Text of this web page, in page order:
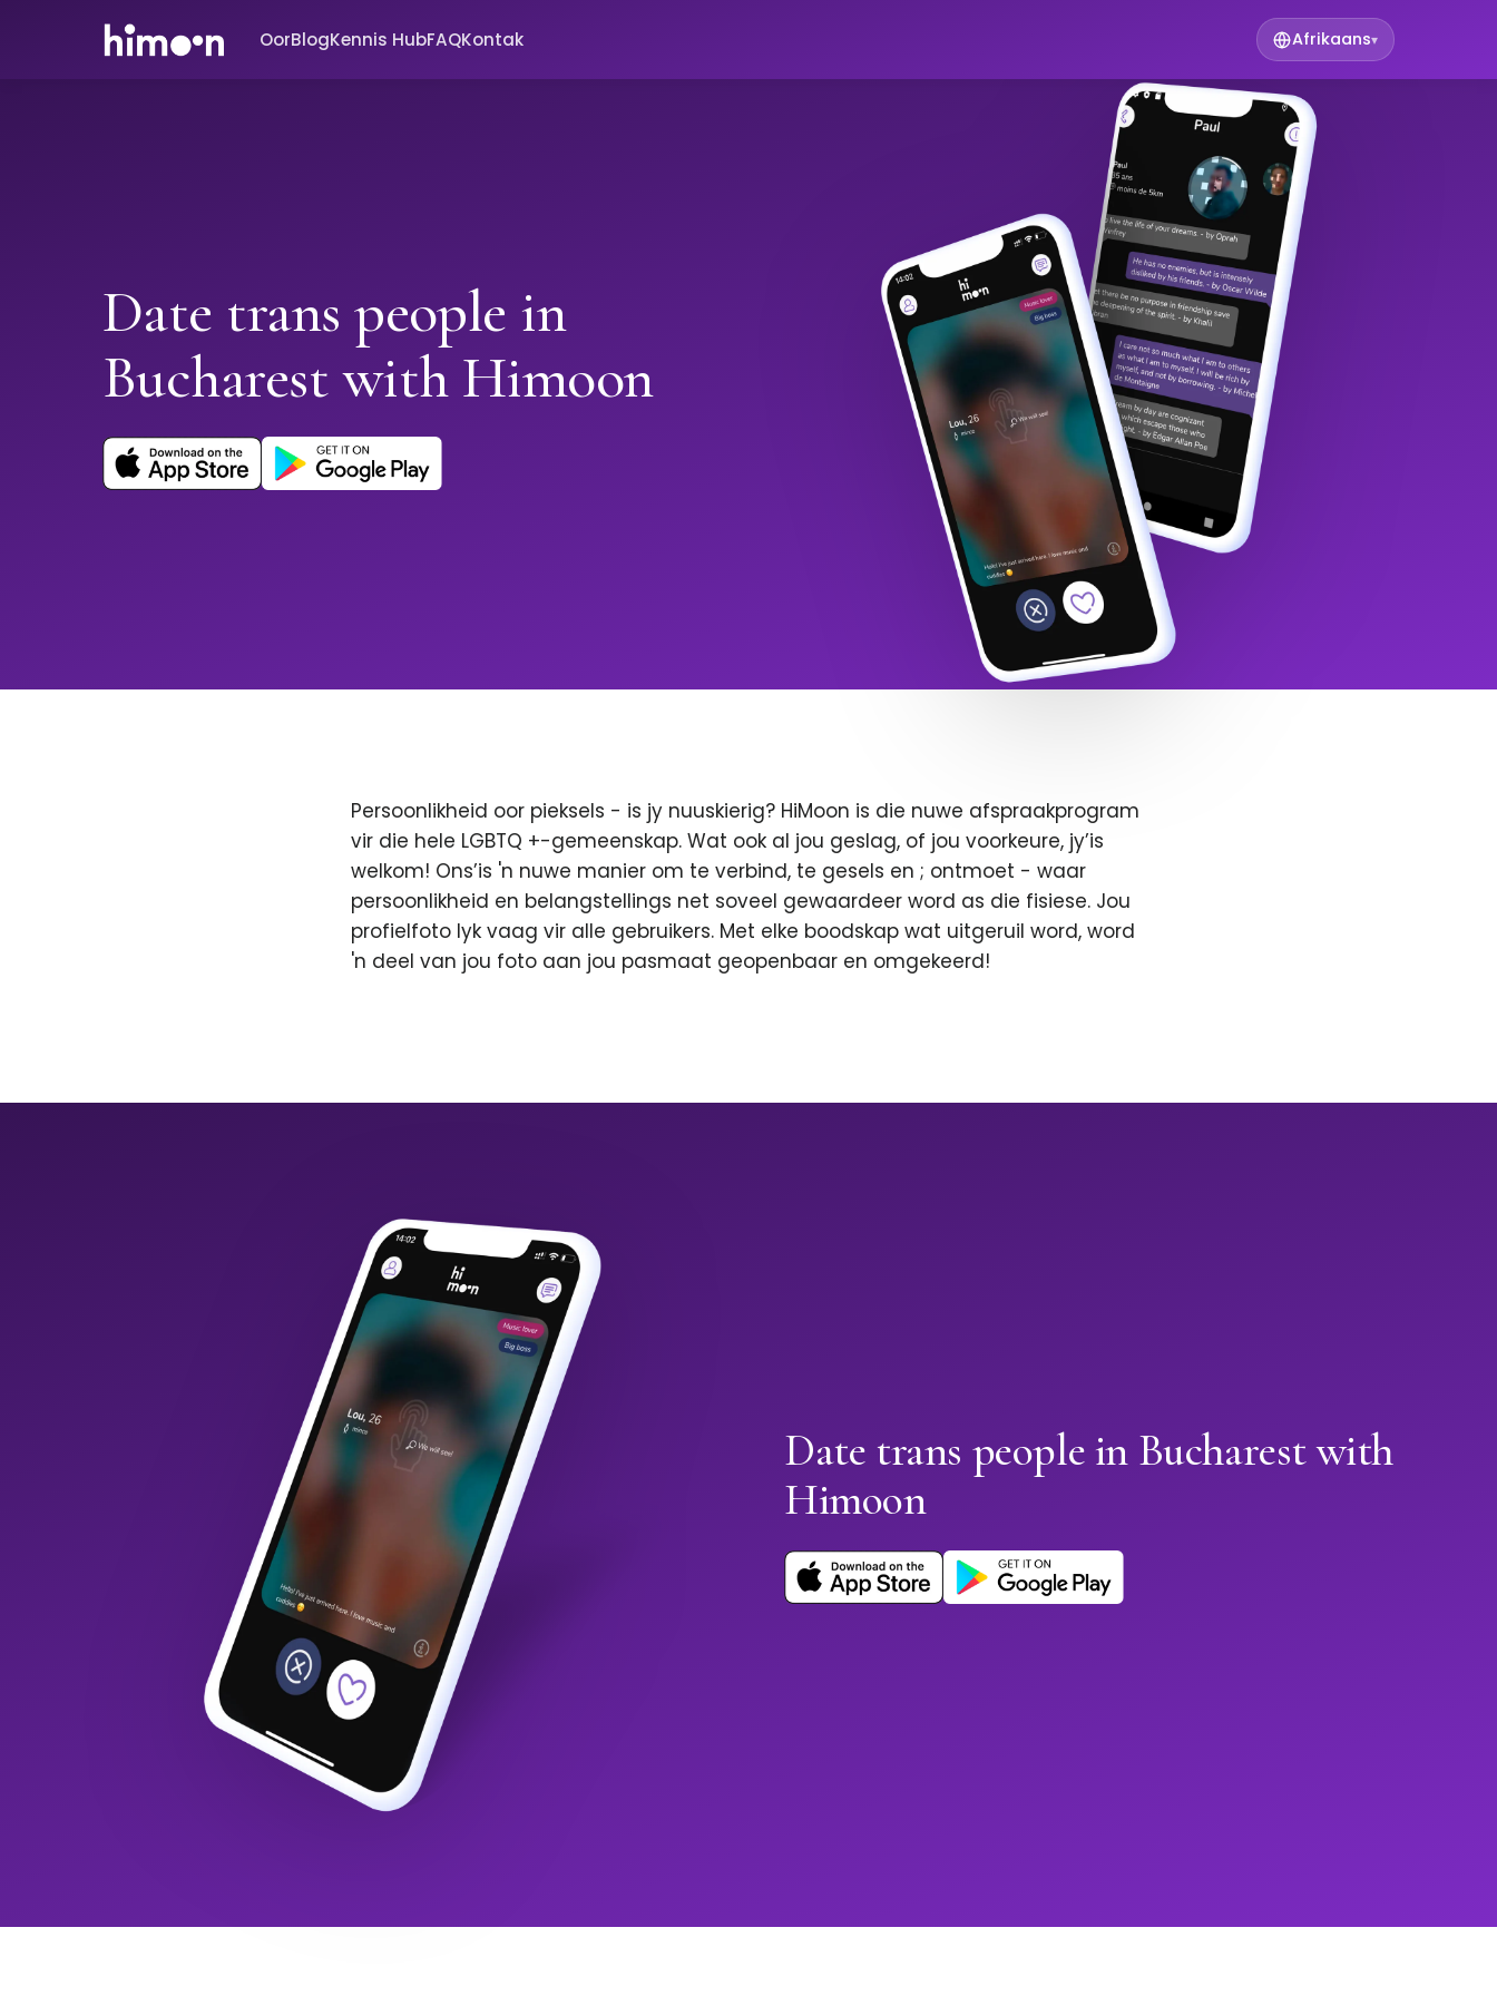
OorBlogKennis HubFAQKontak Afrikaans▾
Date trans people in
Bucharest with Himoon
Persoonlikheid oor pieksels - is jy nuuskierig? HiMoon is die nuwe afspraakprogram
vir die hele LGBTQ +-gemeenskap. Wat ook al jou geslag, of jou voorkeure, jy’is
welkom! Ons’is 'n nuwe manier om te verbind, te gesels en ; ontmoet - waar
persoonlikheid en belangstellings net soveel gewaardeer word as die fisiese. Jou
profielfoto lyk vaag vir alle gebruikers. Met elke boodskap wat uitgeruil word, word
'n deel van jou foto aan jou pasmaat geopenbaar en omgekeerd!
Date trans people in Bucharest with
Himoon